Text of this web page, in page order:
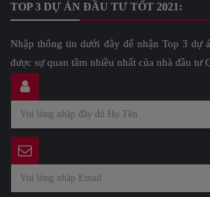
TOP 3 DỰ ÁN ĐẦU TƯ TỐT 2021:
Nhập thông tin dưới đây để nhận Top 3 dự
được sự quan tâm nhiều nhất của nhà đầu tư